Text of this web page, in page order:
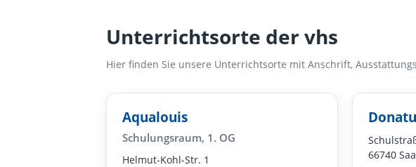
Unterrichtsorte der vhs
Hier finden Sie unsere Unterrichtsorte mit Anschrift,
Aqualouis
Schulungsraum, 1. OG
Helmut-Kohl-Str. 1
66740